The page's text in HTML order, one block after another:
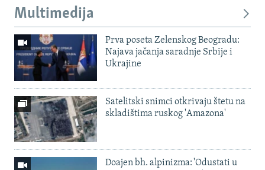
Multimedija
Prva poseta Zelenskog Beogradu:
Najava jačanja saradnje Srbije i
Ukrajine
Satelitski snimci otkrivaju štetu na
skladištima ruskog 'Amazona'
Doajen bh. alpinizma: 'Odustati u